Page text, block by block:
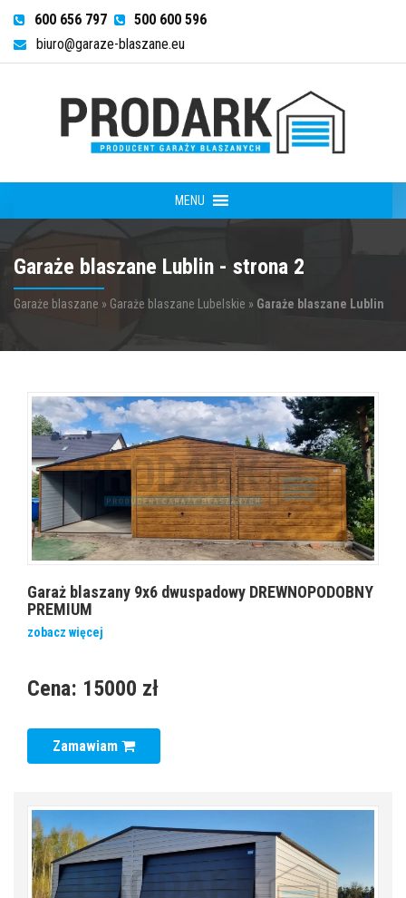
600 656 797
500 600 596
biuro@garaze-blaszane.eu
MENU
Garaże blaszane Lublin - strona 2
Garaże blaszane » Garaże blaszane Lubelskie » Garaże blaszane Lublin
Garaż blaszany 9x6 dwuspadowy DREWNOPODOBNY
PREMIUM
zobacz więcej
Cena: 15000 zł
Zamawiam